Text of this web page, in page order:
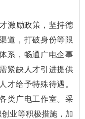
激励政策，坚持德
道，打破身份等限
系，畅通广电企事
紧缺人才引进提供
才给予特殊待遇。
类广电工作室。采
业等积极措施，加